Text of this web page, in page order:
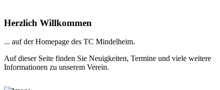
Herzlich Willkommen
... auf der Homepage des TC Mindelheim.
Auf dieser Seite finden Sie Neuigkeiten, Termine und viele weitere
Informationen zu unserem Verein.